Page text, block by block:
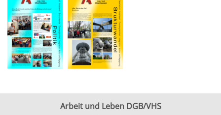
Arbeit und Leben DGB/VHS